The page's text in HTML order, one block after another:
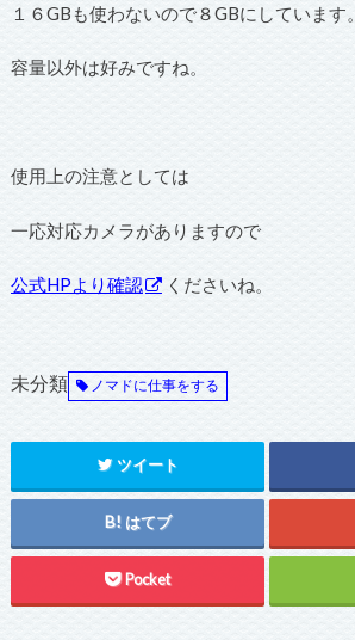
１６GBも使わないので８GBにしています。
容量以外は好みですね。
使用上の注意としては
一応対応カメラがありますので
公式HPより確認 くださいね。
未分類 ノマドに仕事をする
ツイート
はてブ
Pocket